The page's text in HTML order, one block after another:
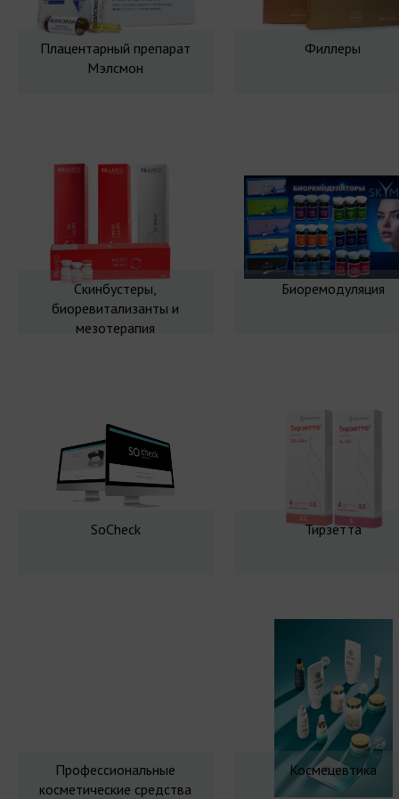
Плацентарный препарат
Мэлсмон
Филлеры
Скинбустеры,
биоревитализанты и
мезотерапия
Биоремодуляция
SoCheck Тирзетта
Профессиональные
косметические средства
Космецевтика